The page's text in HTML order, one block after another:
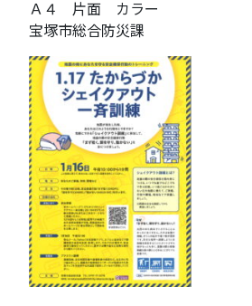
Ａ４ 片面 カラー
宝塚市総合防災課